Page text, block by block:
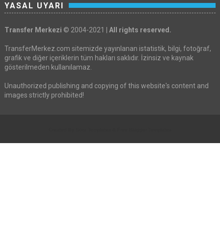
YASAL UYARI
Transfer Merkezi © 2004-2021 | All rights reserved.
TransferMerkez.com sitemizde yayınlanan istatistik, bilgi, fotoğraf,
grafik ve diğer içeriklerin tüm hakları saklıdır. İzinsiz ve kaynak
gösterilmeden kullanılamaz.
Unauthorized publishing and copying of this website's content and
images strictly prohibited!